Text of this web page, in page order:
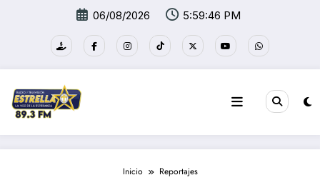
06/08/2026 5:59:46 PM
Inicio Reportajes